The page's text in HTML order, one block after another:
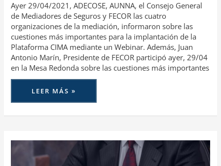
Ayer 29/04/2021, ADECOSE, AUNNA, el Consejo General
de Mediadores de Seguros y FECOR las cuatro
organizaciones de la mediación, informaron sobre las
cuestiones más importantes para la implantación de la
Plataforma CIMA mediante un Webinar. Además, Juan
Antonio Marín, Presidente de FECOR participó ayer, 29/04
en la Mesa Redonda sobre las cuestiones más importantes
LEER MÁS »
EL
ASEGURADOR
PONE